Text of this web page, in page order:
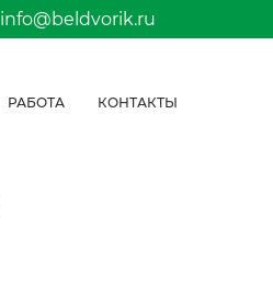
info@beldvorik.ru
РАБОТА КОНТАКТЫ